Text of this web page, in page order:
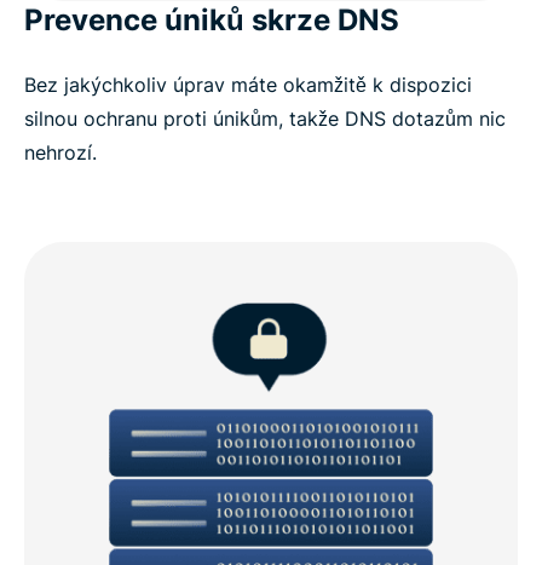
Prevence úniků skrze DNS
Bez jakýchkoliv úprav máte okamžitě k dispozici
silnou ochranu proti únikům, takže DNS dotazům nic
nehrozí.